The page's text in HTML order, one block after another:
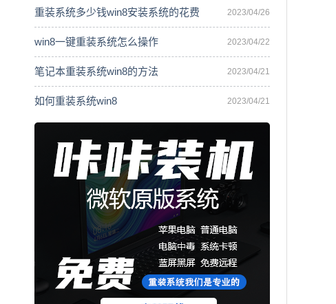
重装系统多少钱win8安装系统的花费 2023/04/26
win8一键重装系统怎么操作 2023/04/22
笔记本重装系统win8的方法 2023/04/21
如何重装系统win8 2023/04/21